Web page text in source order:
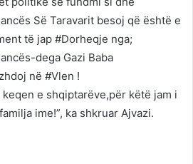
Së Taravarit besoj që është e
të jap #Dorheqje nga;
dega Gazi Baba
në #Vlen !
e shqiptarëve,për këtë jam i
ime!”, ka shkruar Ajvazi.